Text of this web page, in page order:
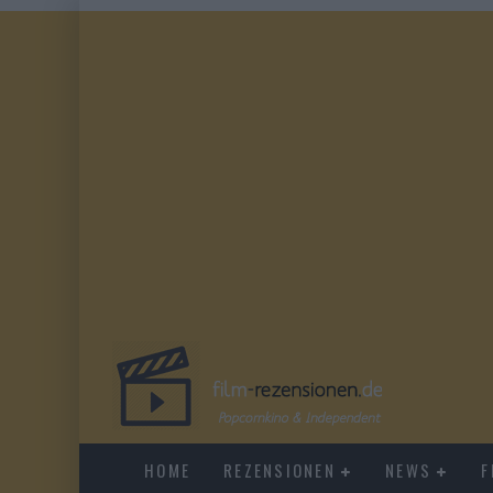
HOME REZENSIONEN NEWS